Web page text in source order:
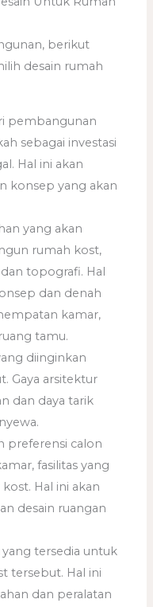
berikut
desain rumah
pembangunan
sebagai investasi
Hal ini akan
konsep yang akan
yang akan
rumah kost,
topografi. Hal
dan denah
kamar,
tamu.
diinginkan
Gaya arsitektur
dan daya tarik
preferensi calon
fasilitas yang
Hal ini akan
desain ruangan
tersedia untuk
tersebut. Hal ini
dan peralatan